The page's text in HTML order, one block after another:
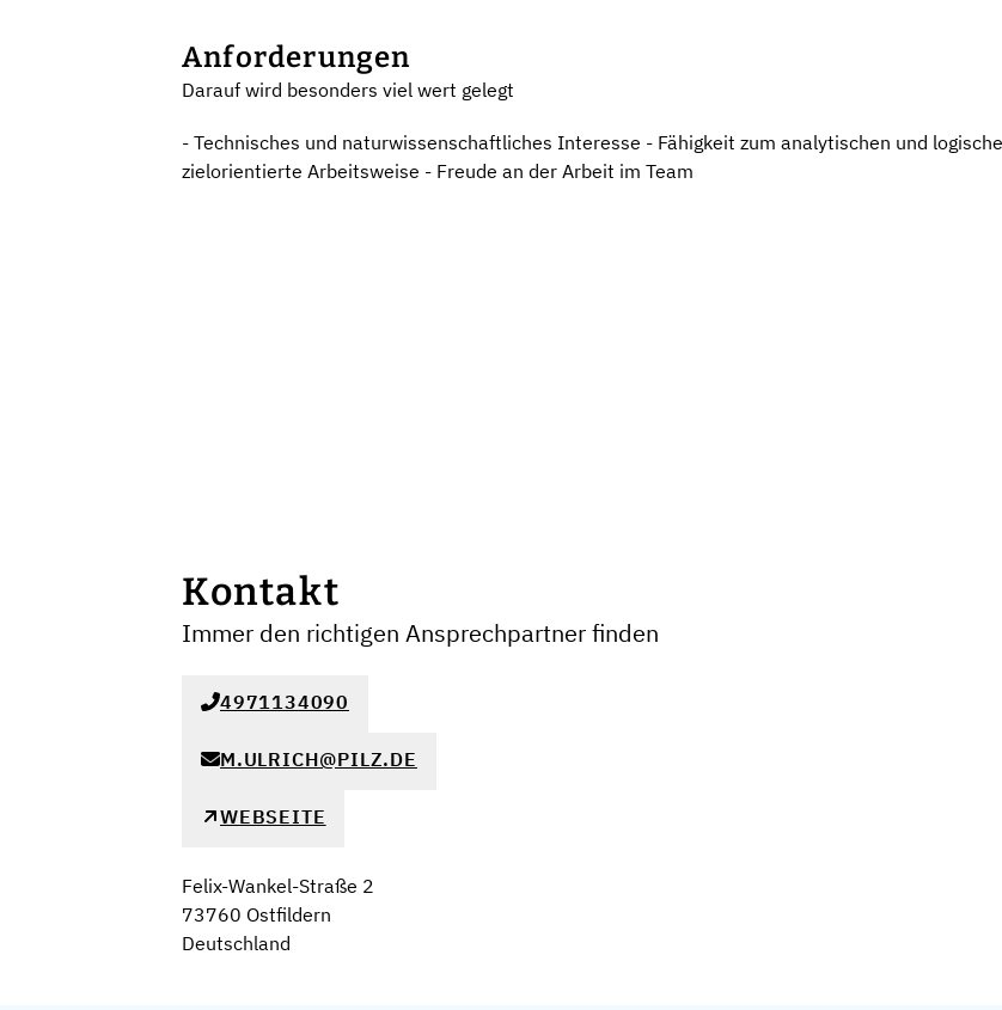
Anforderungen
Darauf wird besonders viel wert gelegt
- Technisches und naturwissenschaftliches Interesse - Fähigkeit zum analytischen und
zielorientierte Arbeitsweise - Freude an der Arbeit im Team
Kontakt
Immer den richtigen Ansprechpartner finden
4971134090
M.ULRICH@PILZ.DE
WEBSEITE
Felix-Wankel-Straße 2
73760 Ostfildern
Deutschland